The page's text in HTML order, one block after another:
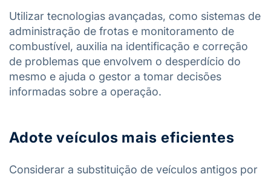
Utilizar tecnologias avançadas, como sistemas de
administração de frotas e monitoramento de
combustível, auxilia na identificação e correção
de problemas que envolvem o desperdício do
mesmo e ajuda o gestor a tomar decisões
informadas sobre a operação.
Adote veículos mais eficientes
Considerar a substituição de veículos antigos por